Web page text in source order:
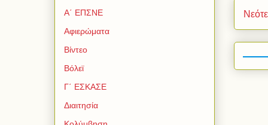
Α΄ ΕΠΣΝΕ
Αφιερώματα
Βίντεο
Βόλεϊ
Γ΄ ΕΣΚΑΣΕ
Διαιτησία